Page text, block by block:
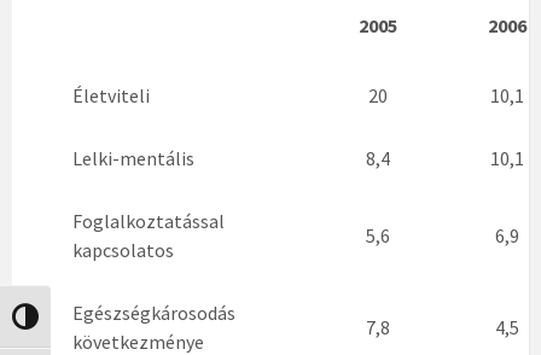
Nagy kontraszt váltása
2005 2006
Életviteli 20 10,1
Lelki-mentális 8,4 10,1
Foglalkoztatással
kapcsolatos
5,6 6,9
Egészségkárosodás
következménye
7,8 4,5